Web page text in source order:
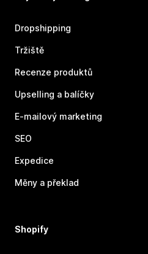
Dropshipping
Tržiště
Recenze produktů
Upselling a balíčky
E-mailový marketing
SEO
Expedice
Měny a překlad
Shopify